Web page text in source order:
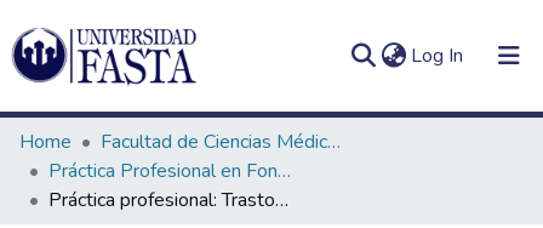
Log In (current)
Home
Facultad de Ciencias Médicas
Práctica Profesional en Fonoaudiología
Práctica profesional: Trastorno de la Comunicación no especificado según el CIE-10.